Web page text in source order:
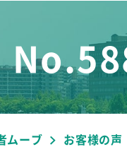
ムーブ お客様の声